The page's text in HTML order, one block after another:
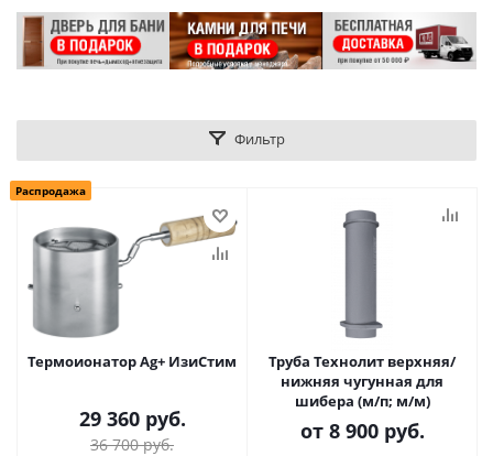
Фильтр
Распродажа
Термоионатор Ag+ ИзиСтим
29 360руб.
36 700руб.
Труба Технолит верхняя/
нижняя чугунная для
шибера (м/п; м/м)
от 8 900 руб.